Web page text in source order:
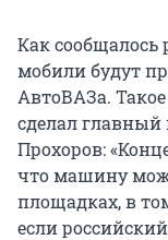
Как сообщалось
мобили будут
АвтоВАЗа.
сделал главный
Прохоров:
что машину
площадках, в
если